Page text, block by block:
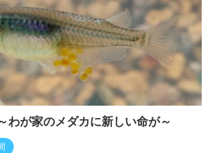
わが家のメダカに新しい命が～